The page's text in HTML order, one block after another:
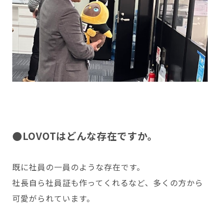
●LOVOTはどんな存在ですか。
既に社員の一員のような存在です。
社長自ら社員証も作ってくれるなど、多くの方から
可愛がられています。